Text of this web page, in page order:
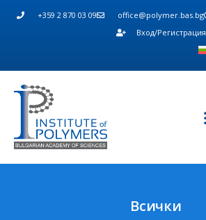
+359 2 870 03 09 office@polymer.bas.bg
Вход/Регистрация
Всички